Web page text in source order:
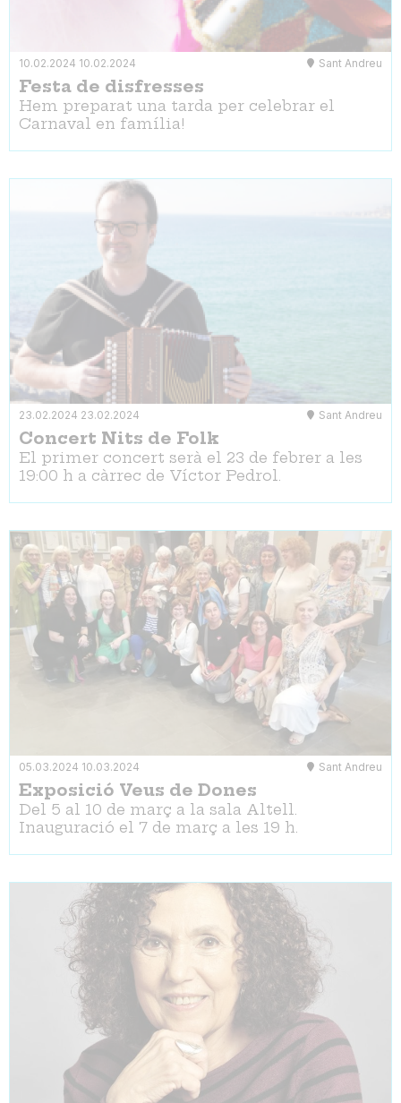
10.02.2024 10.02.2024 Sant Andreu
Festa de disfresses
Hem preparat una tarda per celebrar el
Carnaval en família!
23.02.2024 23.02.2024 Sant Andreu
Concert Nits de Folk
El primer concert serà el 23 de febrer a les
19:00 h a càrrec de Víctor Pedrol.
05.03.2024 10.03.2024 Sant Andreu
Exposició Veus de Dones
Del 5 al 10 de març a la sala Altell.
Inauguració el 7 de març a les 19 h.